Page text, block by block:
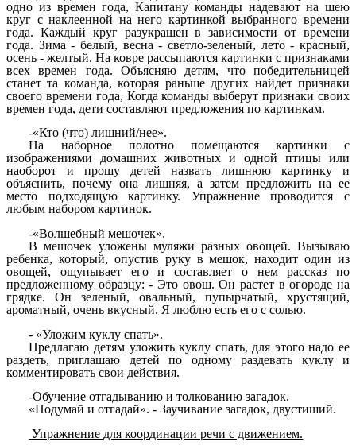
одно из времен года, Капитану команды надевают на шею
круг с наклеенной на него картинкой выбранного времени
года. Каждый круг разукрашен в зависимости от времени
года. Зима - белый, весна - светло-зеленый, лето - красный,
осень - желтый. На ковре рассыпаются картинки с признаками
всех времен года. Объясняю детям, что победительницей
станет та команда, которая раньше других найдет признаки
своего времени года, Когда команды выберут признаки своих
времен года, дети составляют предложения по картинкам.
-«Кто (что) лишний/нее».
На наборное полотно помещаются картинки с
изображениями домашних животных и одной птицы или
наоборот и прошу детей назвать лишнюю картинку и
объяснить, почему она лишняя, а затем предложить на ее
место подходящую картинку. Упражнение проводится с
любым набором картинок.
-«Волшебный мешочек».
В мешочек уложены муляжи разных овощей. Вызываю
ребенка, который, опустив руку в мешок, находит один из
овощей, ощупывает его и составляет о нем рассказ по
предложенному образцу: - Это овощ. Он растет в огороде на
грядке. Он зеленый, овальный, пупырчатый, хрустящий,
ароматный, очень вкусный. Я люблю есть его с солью.
- «Уложим куклу спать».
Предлагаю детям уложить куклу спать, для этого надо ее
раздеть, приглашаю детей по одному раздевать куклу и
комментировать свои действия.
-Обучение отгадыванию и толкованию загадок.
«Подумай и отгадай». - Заучивание загадок, двустиший.
Упражнение для координации речи с движением.